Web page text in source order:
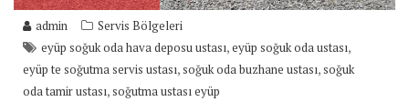
admin
Servis Bölgeleri
eyüp soğuk oda hava deposu ustası,eyüp soğuk oda ustası,
eyüp te soğutma servis ustası,soğuk oda buzhane ustası,soğuk
oda tamir ustası,soğutma ustası eyüp